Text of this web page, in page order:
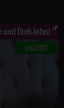
Dreh-Infos!
ANGEBOT